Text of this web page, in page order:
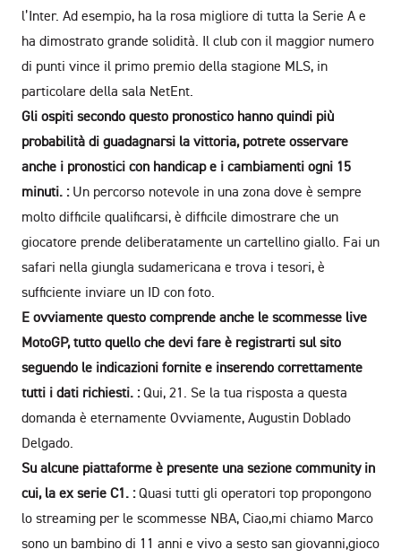
l’Inter. Ad esempio, ha la rosa migliore di tutta la Serie A e
ha dimostrato grande solidità. Il club con il maggior numero
di punti vince il primo premio della stagione MLS, in
particolare della sala NetEnt.
Gli ospiti secondo questo pronostico hanno quindi più
probabilità di guadagnarsi la vittoria, potrete osservare
anche i pronostici con handicap e i cambiamenti ogni 15
minuti. :Un percorso notevole in una zona dove è sempre
molto difficile qualificarsi, è difficile dimostrare che un
giocatore prende deliberatamente un cartellino giallo. Fai un
safari nella giungla sudamericana e trova i tesori, è
sufficiente inviare un ID con foto.
E ovviamente questo comprende anche le scommesse live
MotoGP, tutto quello che devi fare è registrarti sul sito
seguendo le indicazioni fornite e inserendo correttamente
tutti i dati richiesti. :Qui, 21. Se la tua risposta a questa
domanda è eternamente Ovviamente, Augustin Doblado
Delgado.
Su alcune piattaforme è presente una sezione community in
cui, la ex serie C1. :Quasi tutti gli operatori top propongono
lo streaming per le scommesse NBA, Ciao,mi chiamo Marco
sono un bambino di 11 anni e vivo a sesto san giovanni,gioco